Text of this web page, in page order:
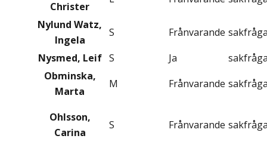
Christer
Nylund Watz,
Ingela
S Frånvarande
Nysmed, Leif S Ja
Obminska,
Marta
M Frånvarande
Ohlsson,
Carina
S Frånvarande